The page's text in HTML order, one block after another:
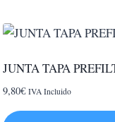
JUNTA TAPA
9,80€ IVA Incluido